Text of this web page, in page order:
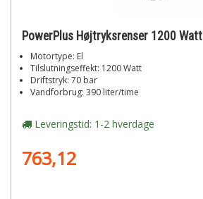
PowerPlus Højtryksrenser 1200 Watt
Motortype: El
Tilslutningseffekt: 1200 Watt
Driftstryk: 70 bar
Vandforbrug: 390 liter/time
Leveringstid: 1-2 hverdage
763,12